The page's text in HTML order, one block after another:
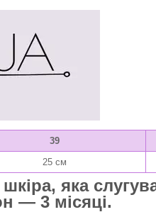
39
25 см
яка
— 3 місяці.